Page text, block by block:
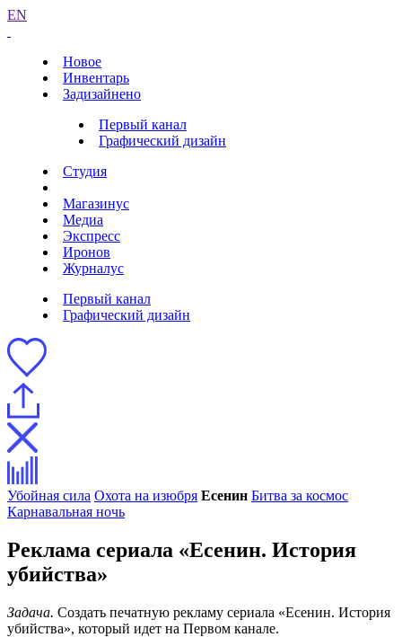
EN
Новое
Инвентарь
Задизайнено
Первый канал
Графический дизайн
Студия
Магазинус
Медиа
Экспресс
Иронов
Журналус
Первый канал
Графический дизайн
Убойная сила Охота на изюбря Есенин Битва за космос
Карнавальная ночь
Реклама сериала «Есенин. История
убийства»
Задача. Создать печатную рекламу сериала «Есенин. История
убийства», который идет на Первом канале.